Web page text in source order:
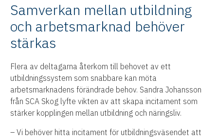
Samverkan mellan utbildning
och arbetsmarknad behöver
stärkas
Flera av deltagarna återkom till behovet av ett
utbildningssystem som snabbare kan möta
arbetsmarknadens förändrade behov. Sandra Johansson
från SCA Skog lyfte vikten av att skapa incitament som
stärker kopplingen mellan utbildning och näringsliv.
– Vi behöver hitta incitament för utbildningsväsendet att